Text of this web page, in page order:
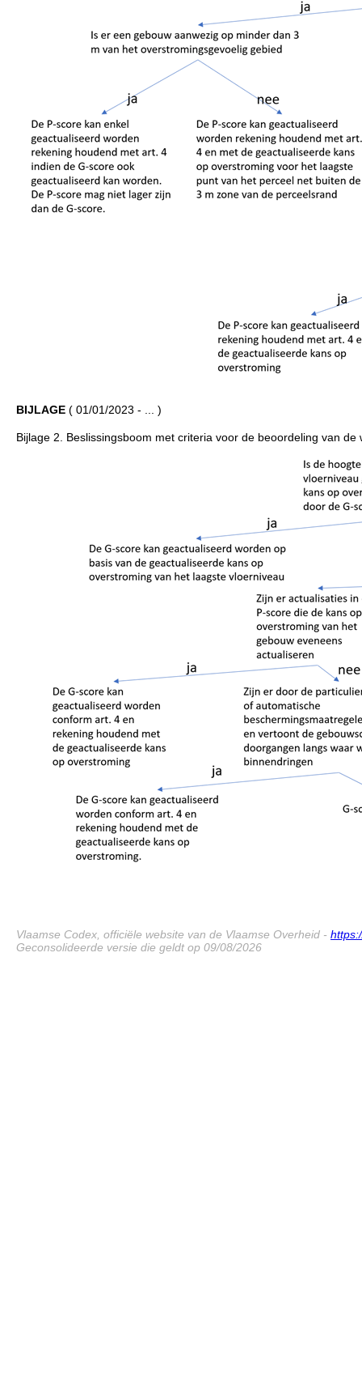
BIJLAGE ( 01/01/2023 - ... )
Bijlage 2. Beslissingsboom met criteria voor de beoordeling van
Vlaamse Codex, officiële website van de Vlaamse Overheid -
Geconsolideerde versie die geldt op 09/08/2026